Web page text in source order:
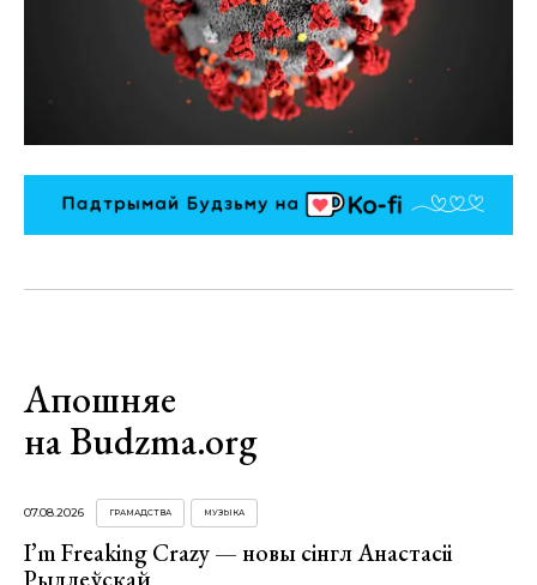
Апошняе
на Budzma.org
07.08.2026 ГРАМАДСТВА МУЗЫКА
I’m Freaking Crazy — новы сінгл Анастасіі
Рыдлеўскай